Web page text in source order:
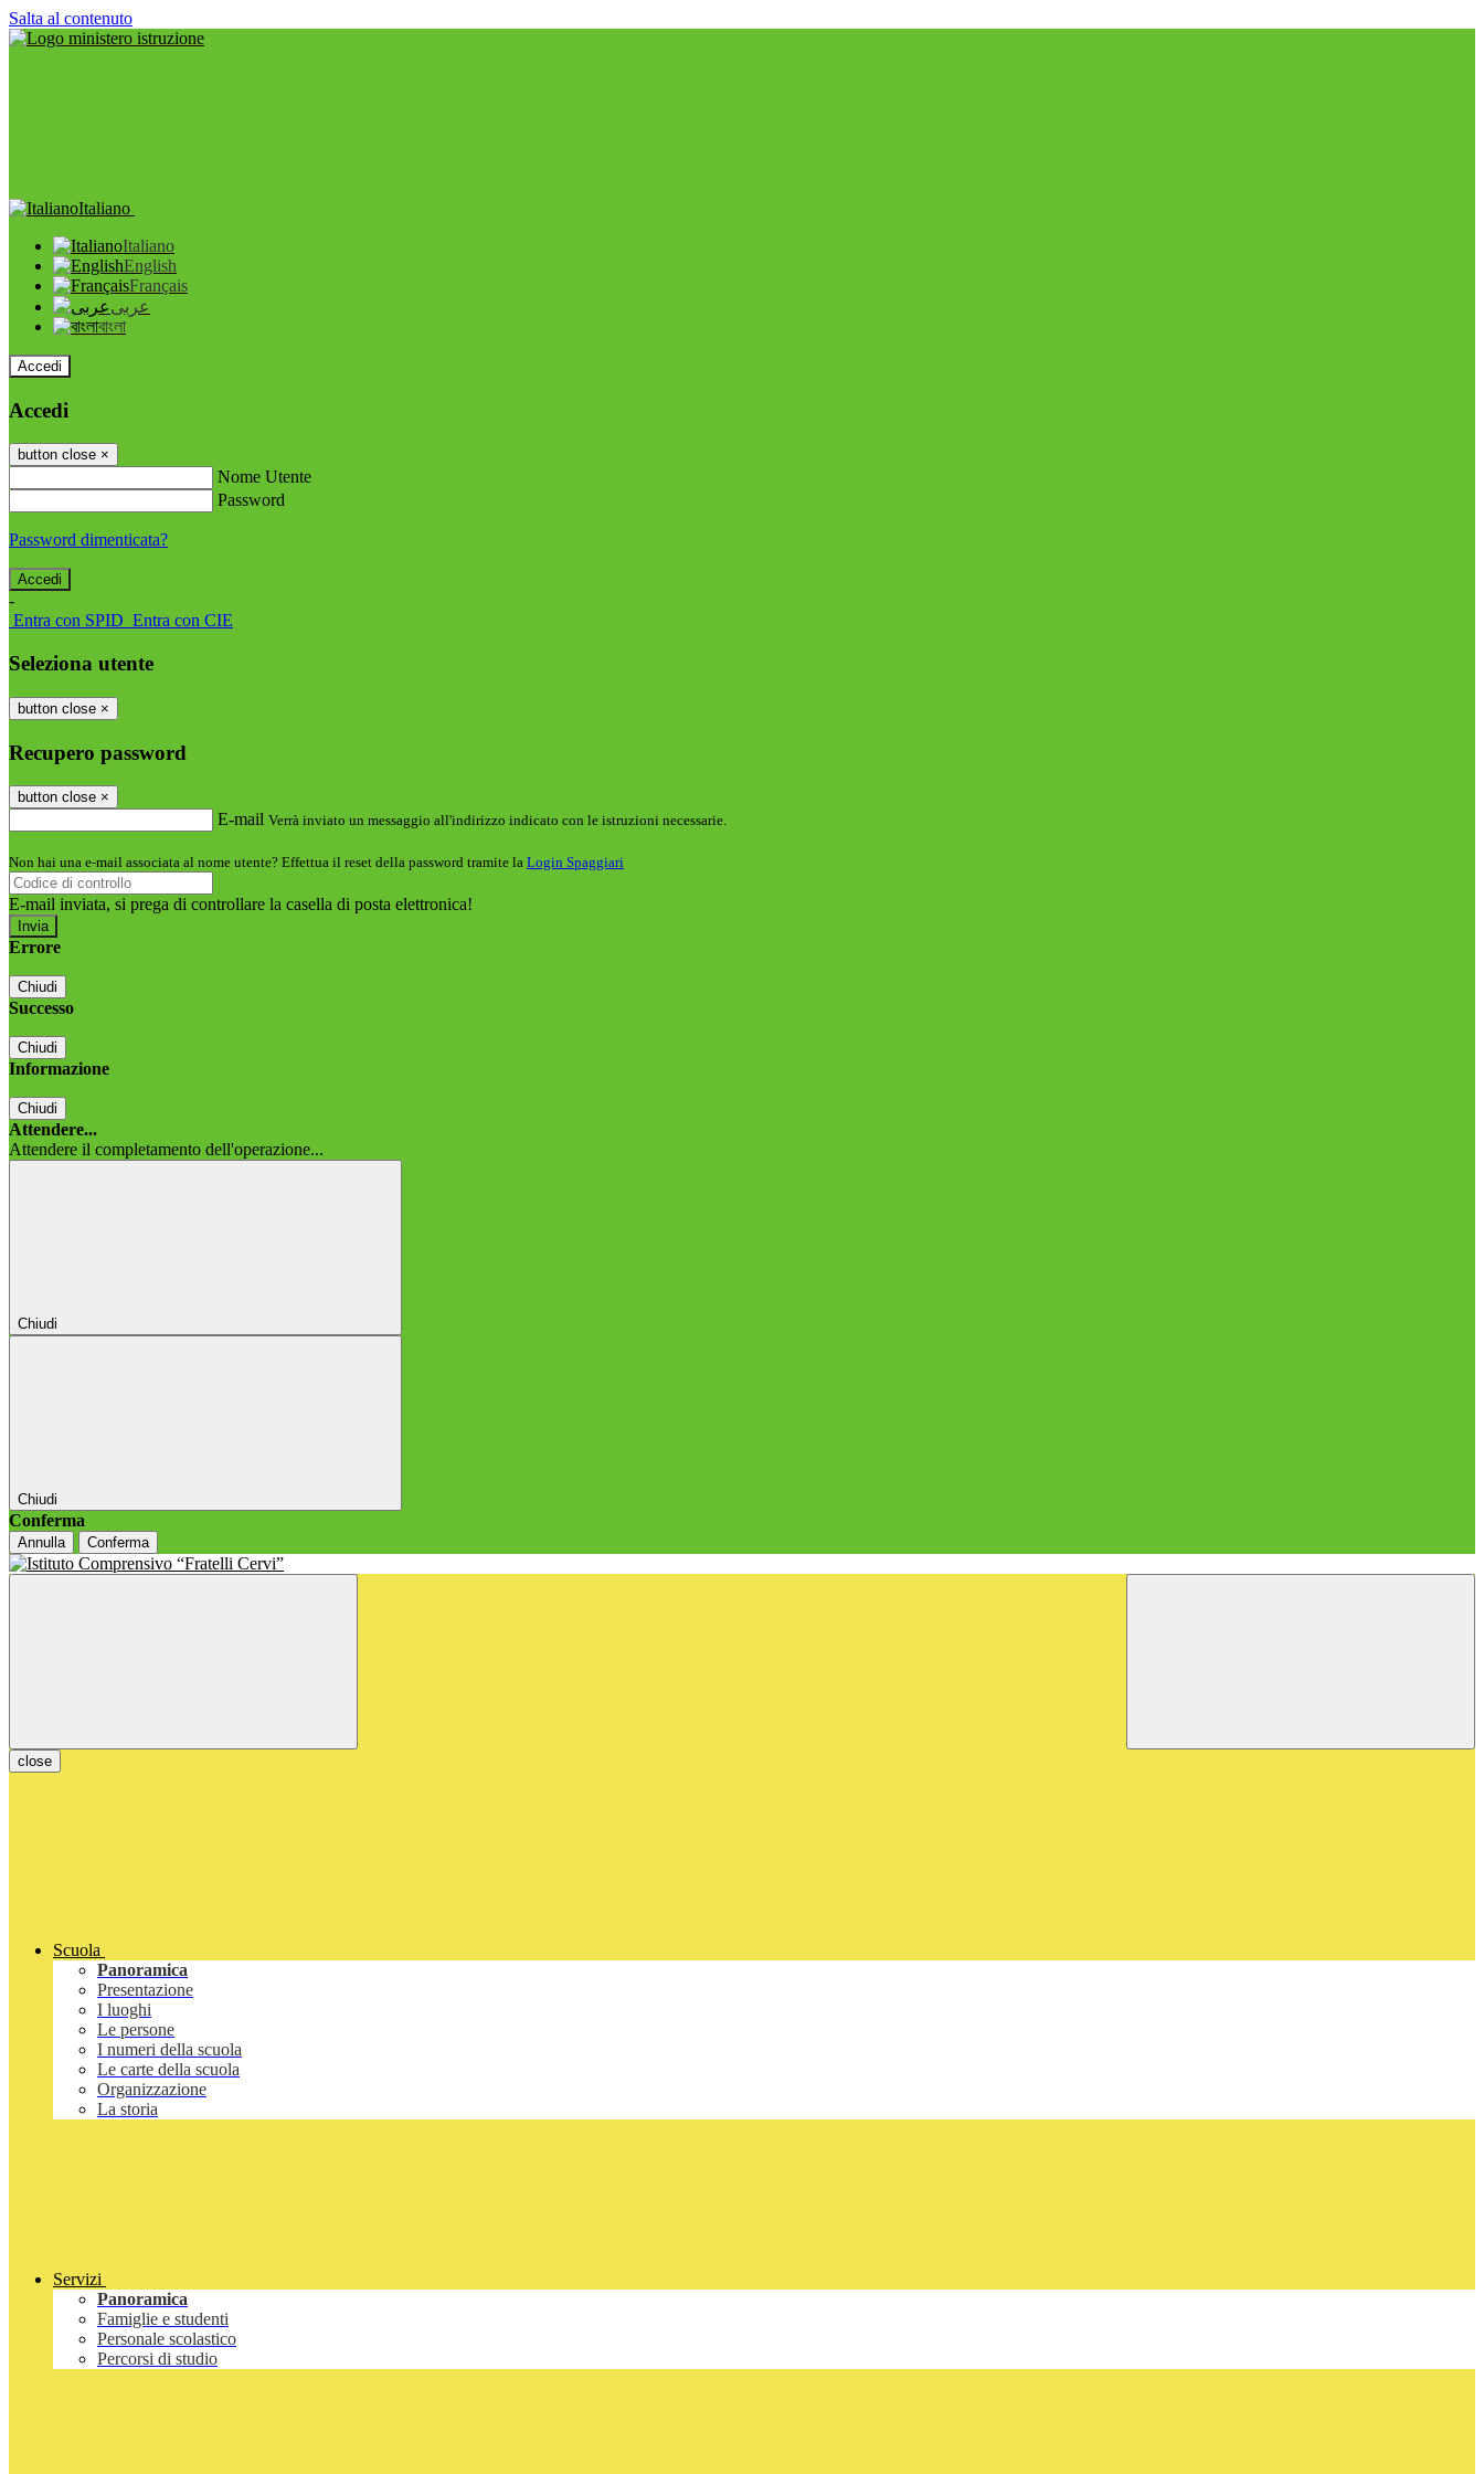
Salta al contenuto
Italiano
Italiano
English
Français
عربى
বাংলা
Accedi
Accedi
button close ×
Nome Utente
Password
Password dimenticata?
-
Entra con SPID Entra con CIE
Seleziona utente
button close ×
Recupero password
button close ×
E-mail Verrà inviato un messaggio all'indirizzo indicato con le istruzioni necessarie.
Non hai una e-mail associata al nome utente? Effettua il reset della password tramite la Login Spaggiari
E-mail inviata, si prega di controllare la casella di posta elettronica!
Errore
Chiudi
Successo
Chiudi
Informazione
Chiudi
Attendere...
Attendere il completamento dell'operazione...
Chiudi
Chiudi
Conferma
Annulla Conferma
close
Scuola
Panoramica
Presentazione
I luoghi
Le persone
I numeri della scuola
Le carte della scuola
Organizzazione
La storia
Servizi
Panoramica
Famiglie e studenti
Personale scolastico
Percorsi di studio